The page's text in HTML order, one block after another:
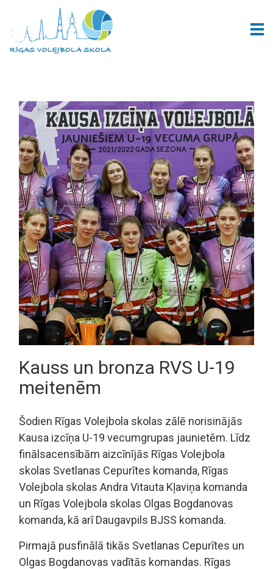
Kauss un bronza RVS U-19
meitenēm
Šodien Rīgas Volejbola skolas zālē norisinājās
Kausa izcīņa U-19 vecumgrupas jaunietēm. Līdz
finālsacensībām aizcīnījās Rīgas Volejbola
skolas Svetlanas Cepurītes komanda, Rīgas
Volejbola skolas Andra Vitauta Kļaviņa komanda
un Rīgas Volejbola skolas Olgas Bogdanovas
komanda, kā arī Daugavpils BJSS komanda.
Pirmajā pusfinālā tikās Svetlanas Cepurītes un
Olgas Bogdanovas vadītās komandas. Rīgas